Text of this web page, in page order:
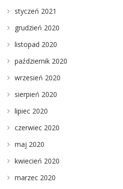
styczeń 2021
grudzień 2020
listopad 2020
październik 2020
wrzesień 2020
sierpień 2020
lipiec 2020
czerwiec 2020
maj 2020
kwiecień 2020
marzec 2020